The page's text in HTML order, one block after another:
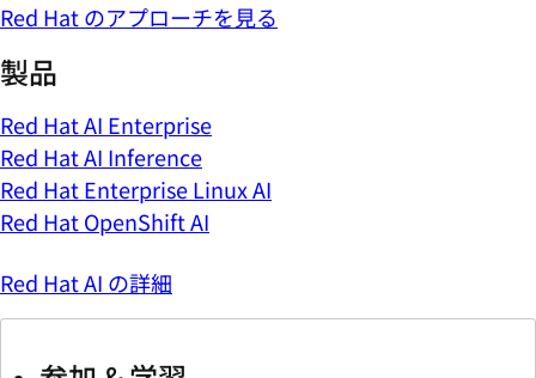
Red Hat のアプローチを見る
製品
Red Hat AI Enterprise
Red Hat AI Inference
Red Hat Enterprise Linux AI
Red Hat OpenShift AI
Red Hat AI の詳細